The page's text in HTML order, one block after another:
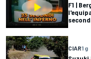
F1 |
CIAR1 g